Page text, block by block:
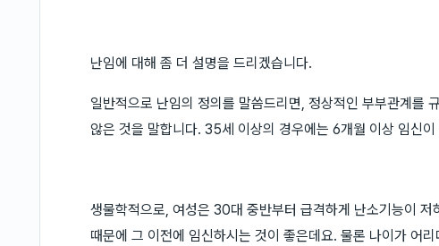
난임에 대해 좀 더 설명을 드리겠습니다.
일반적으로 난임의 정의를 말씀드리면, 정상적인 부부관계를
않은 것을 말합니다. 35세 이상의 경우에는 6개월 이상 임신
생물학적으로, 여성은 30대 중반부터 급격하게 난소기능이
때문에 그 이전에 임신하시는 것이 좋은데요. 물론 나이가 어